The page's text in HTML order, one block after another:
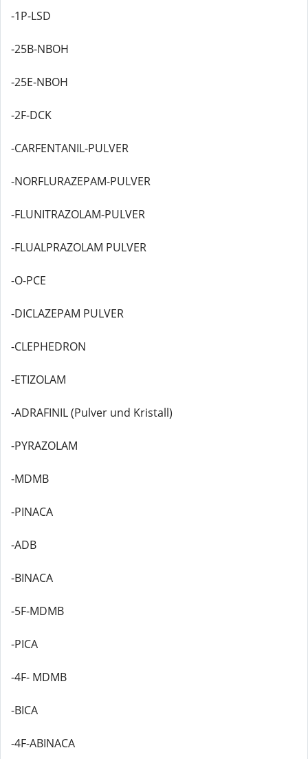
-1P-LSD
-25B-NBOH
-25E-NBOH
-2F-DCK
-CARFENTANIL-PULVER
-NORFLURAZEPAM-PULVER
-FLUNITRAZOLAM-PULVER
-FLUALPRAZOLAM PULVER
-O-PCE
-DICLAZEPAM PULVER
-CLEPHEDRON
-ETIZOLAM
-ADRAFINIL (Pulver und Kristall)
-PYRAZOLAM
-MDMB
-PINACA
-ADB
-BINACA
-5F-MDMB
-PICA
-4F- MDMB
-BICA
-4F-ABINACA